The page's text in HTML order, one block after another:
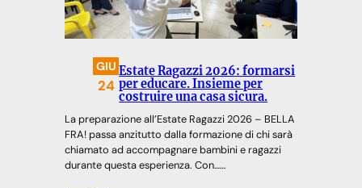
GIU
24
Estate Ragazzi 2026: formarsi
per educare. Insieme per
costruire una casa sicura.
La preparazione all’Estate Ragazzi 2026 – BELLA
FRA! passa anzitutto dalla formazione di chi sarà
chiamato ad accompagnare bambini e ragazzi
durante questa esperienza. Con……